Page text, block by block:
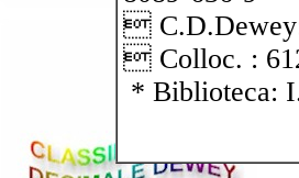

 Colloc. :
* Biblioteca: